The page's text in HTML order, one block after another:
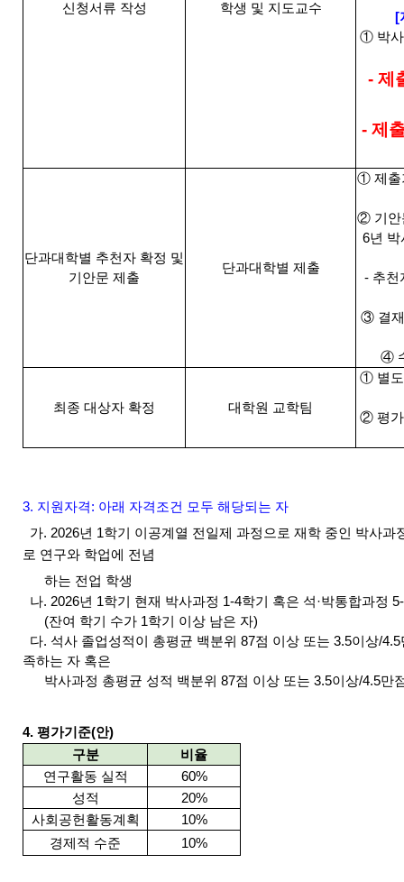
신청서류 작성 학생 및 지도교수
[
① 박사
- 제
- 제
단과대학별 추천자 확정 및
기안문 제출
단과대학별 제출
① 제출
② 기안
6년 박
- 추천
③ 결재
④
최종 대상자 확정 대학원 교학팀
① 별도
② 평가
3. 지원자격: 아래 자격조건 모두 해당되는 자
가. 2026년 1학기 이공계열 전일제 과정으로 재학 중인 박사과
로 연구와 학업에 전념
하는 전업 학생
나. 2026년 1학기 현재 박사과정 1-4학기 혹은 석·박통합과정
(잔여 학기 수가 1학기 이상 남은 자)
다. 석사 졸업성적이 총평균 백분위 87점 이상 또는 3.5이상/
족하는 자 혹은
박사과정 총평균 성적 백분위 87점 이상 또는 3.5이상/4.5만
4. 평가기준(안)
구분
비율
연구활동 실적
60%
성적
20%
사회공헌활동계획
10%
경제적 수준
10%